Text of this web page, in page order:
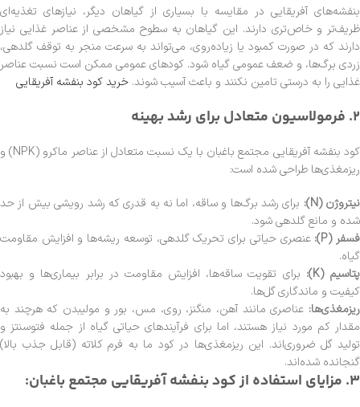
بنفشه‌های آفریقایی در مقایسه با بسیاری از گیاهان دیگر، نیازهای تغذیه‌ای
ظریف‌تر و خاص‌تری دارند. این گیاهان به سطوح مشخصی از عناصر غذایی نیاز
دارند که در صورت کمبود یا زیاده‌روی، می‌تواند به سرعت منجر به توقف گلدهی،
زردی برگ‌ها، و ضعف عمومی گیاه شود. کودهای عمومی ممکن است نسبت عناصر
غذایی را به درستی تامین نکنند و باعث آسیب شوند. خرید کود بنفشه آفریقایی
2. فرمولاسیون متعادل برای رشد بهینه
کود بنفشه آفریقایی مجتمع باغبان با یک نسبت متعادل از عناصر ماکرو (NPK) و
ریزمغذی‌ها طراحی شده است:
نیتروژن (N):
برای رشد برگ‌ها و ساقه، اما نه به قدری که رشد رویشی بیش از حد
شده و مانع گلدهی شود.
فسفر (P):
عنصری حیاتی برای تحریک گلدهی، توسعه ریشه‌ها و افزایش مقاومت
گیاه.
پتاسیم (K):
برای تقویت ساقه‌ها، افزایش مقاومت در برابر بیماری‌ها و بهبود
کیفیت و ماندگاری گل‌ها.
ریزمغذی‌ها: عناصری مانند آهن، منگنز، روی، مس، بور و مولیبدن که هرچند به
مقدار کم مورد نیاز هستند، اما برای فرآیندهای حیاتی گیاه از جمله فتوسنتز و
تولید گل ضروری‌اند. این ریزمغذی‌ها در کود ما به فرم کلاته (قابل جذب بالا)
گنجانده شده‌اند.
3. مزایای استفاده از کود بنفشه آفریقایی مجتمع باغبان: